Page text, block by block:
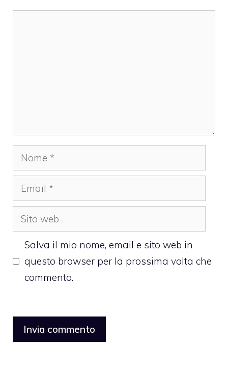
Nome
Email
Sito
web
Salva il mio nome, email e sito web in
questo browser per la prossima volta che
commento.